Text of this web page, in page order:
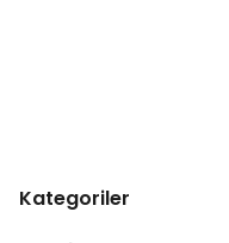
Kategoriler